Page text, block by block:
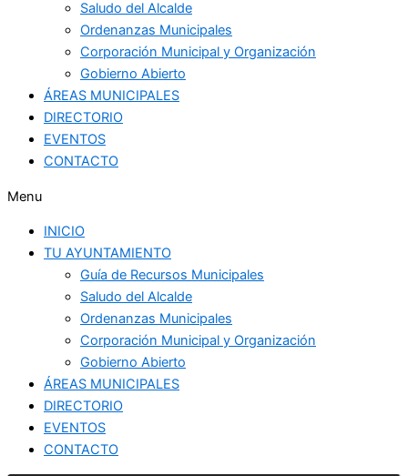
Saludo del Alcalde
Ordenanzas Municipales
Corporación Municipal y Organización
Gobierno Abierto
ÁREAS MUNICIPALES
DIRECTORIO
EVENTOS
CONTACTO
Menu
INICIO
TU AYUNTAMIENTO
Guía de Recursos Municipales
Saludo del Alcalde
Ordenanzas Municipales
Corporación Municipal y Organización
Gobierno Abierto
ÁREAS MUNICIPALES
DIRECTORIO
EVENTOS
CONTACTO